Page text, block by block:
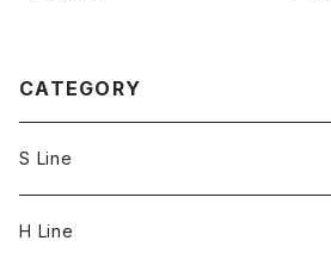
CATEGORY
S Line
S Line Ring & Earrings
H Line